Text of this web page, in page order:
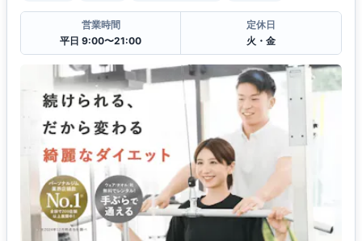
営業時間
平日 9:00〜21:00
定休日
火・金